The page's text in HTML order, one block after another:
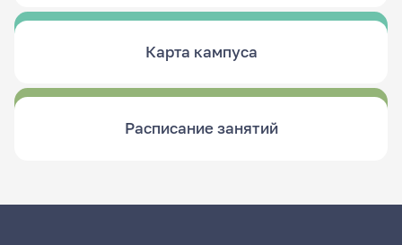
Карта кампуса
Расписание занятий